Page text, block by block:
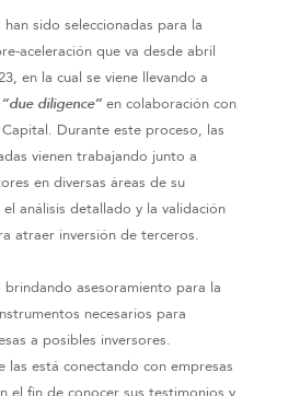
sido seleccionadas para la
aceleración que va desde abril
en la cual se viene llevando a
“due diligence”en colaboración con
Capital. Durante este proceso, las
vienen trabajando junto a
en diversas áreas de su
análisis detallado y la validación
atraer inversión de terceros.
brindando asesoramiento para la
necesarios para
a posibles inversores.
las está conectando con empresas